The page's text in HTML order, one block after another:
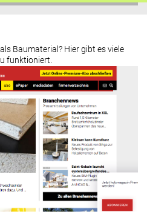
Baumaterial? Hier gibt es viele
funktioniert.